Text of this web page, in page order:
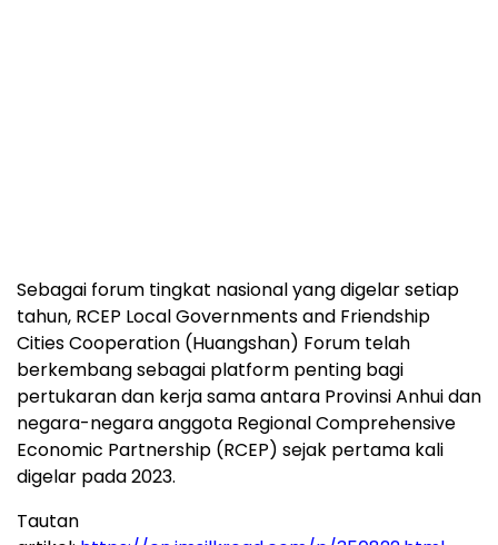
Sebagai forum tingkat nasional yang digelar setiap
tahun, RCEP Local Governments and Friendship
Cities Cooperation (Huangshan) Forum telah
berkembang sebagai platform penting bagi
pertukaran dan kerja sama antara Provinsi Anhui dan
negara-negara anggota Regional Comprehensive
Economic Partnership (RCEP) sejak pertama kali
digelar pada 2023.
Tautan